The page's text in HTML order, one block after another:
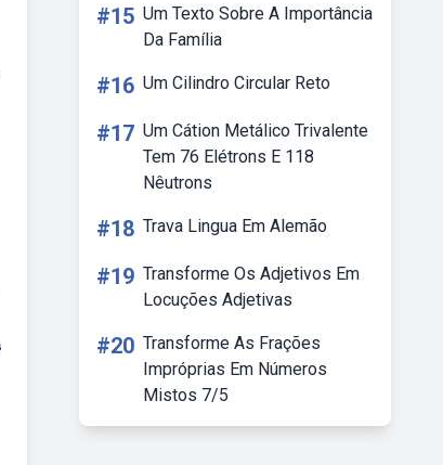
#15 Um Texto Sobre A Importância
Da Família
#16 Um Cilindro Circular Reto
#17 Um Cátion Metálico Trivalente
Tem 76 Elétrons E 118
Nêutrons
#18 Trava Lingua Em Alemão
#19 Transforme Os Adjetivos Em
Locuções Adjetivas
#20 Transforme As Frações
Impróprias Em Números
Mistos 7/5